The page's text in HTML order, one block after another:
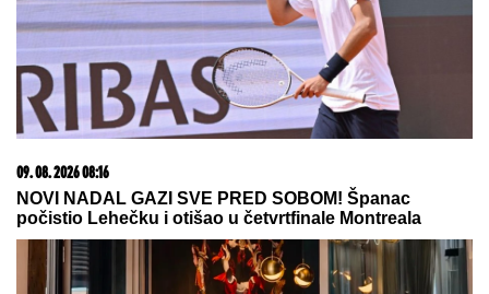
03. 08. 2026 07:31
25.000 kupaca već kupuje uz PerSu Extra. A ti? Saznaj
više